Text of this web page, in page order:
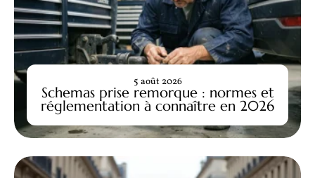
Schemas prise remorque : normes et
réglementation à connaître en 2026
5 août 2026